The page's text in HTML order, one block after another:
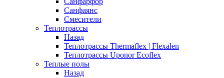
Санфаянс
Смесители
Теплотрассы
Назад
Теплотрассы Thermaflex | Flexalen
Теплотрассы Uponor Ecoflex
Теплые полы
Назад